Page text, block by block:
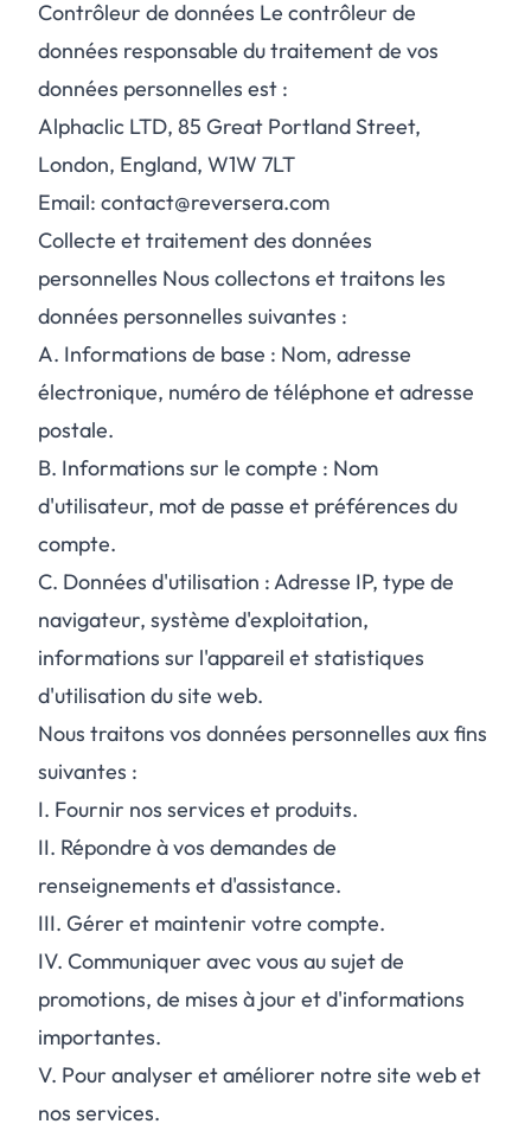
Contrôleur de données Le contrôleur de
données responsable du traitement de vos
données personnelles est :
Alphaclic LTD, 85 Great Portland Street,
London, England, W1W 7LT
Email: contact@reversera.com
Collecte et traitement des données
personnelles Nous collectons et traitons les
données personnelles suivantes :
A. Informations de base : Nom, adresse
électronique, numéro de téléphone et adresse
postale.
B. Informations sur le compte : Nom
d'utilisateur, mot de passe et préférences du
compte.
C. Données d'utilisation : Adresse IP, type de
navigateur, système d'exploitation,
informations sur l'appareil et statistiques
d'utilisation du site web.
Nous traitons vos données personnelles aux fins
suivantes :
I. Fournir nos services et produits.
II. Répondre à vos demandes de
renseignements et d'assistance.
III. Gérer et maintenir votre compte.
IV. Communiquer avec vous au sujet de
promotions, de mises à jour et d'informations
importantes.
V. Pour analyser et améliorer notre site web et
nos services.